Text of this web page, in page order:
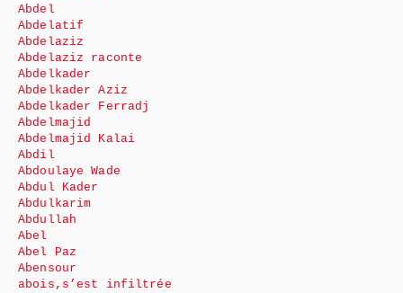
Abdel
Abdelatif
Abdelaziz
Abdelaziz raconte
Abdelkader
Abdelkader Aziz
Abdelkader Ferradj
Abdelmajid
Abdelmajid Kalai
Abdil
Abdoulaye Wade
Abdul Kader
Abdulkarim
Abdullah
Abel
Abel Paz
Abensour
abois,s’est infiltrée